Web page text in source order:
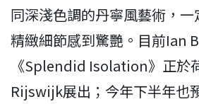
同深淺色調的丹寧風藝術，
精緻細節感到驚艷。目前Ian
《Splendid Isolation》正於
Rijswijk展出；今年下半年也